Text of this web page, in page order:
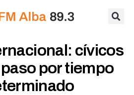
cívicos
por tiempo